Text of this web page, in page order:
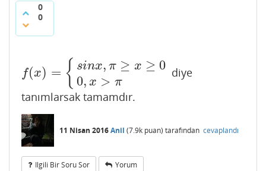
0
0
f(x) = { sinx, π ≥ x ≥ 0
0, x > π
f(x)={ in ,π ≥x≥00, x> π
diye
tanımlarsak tamamdır.
11 Nisan 2016Anil (7.9k puan) tarafından cevaplandı
Ilgili Bir Soru Sor Yorum